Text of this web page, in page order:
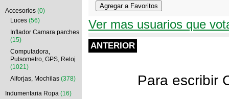
Ver mas usuarios que
ANTERIOR
Para escribir
Accesorios (0)
Luces (56)
Inflador Camara parches
(15)
Computadora,
Pulsometro, GPS, Reloj
(1021)
Alforjas, Mochilas (378)
Indumentaria Ropa (16)